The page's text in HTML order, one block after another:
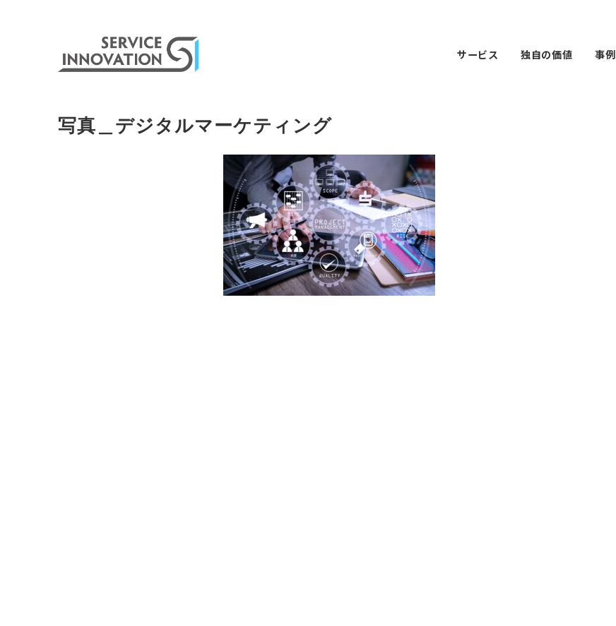
サービス 独自の価値 事例
写真＿デジタルマーケティング